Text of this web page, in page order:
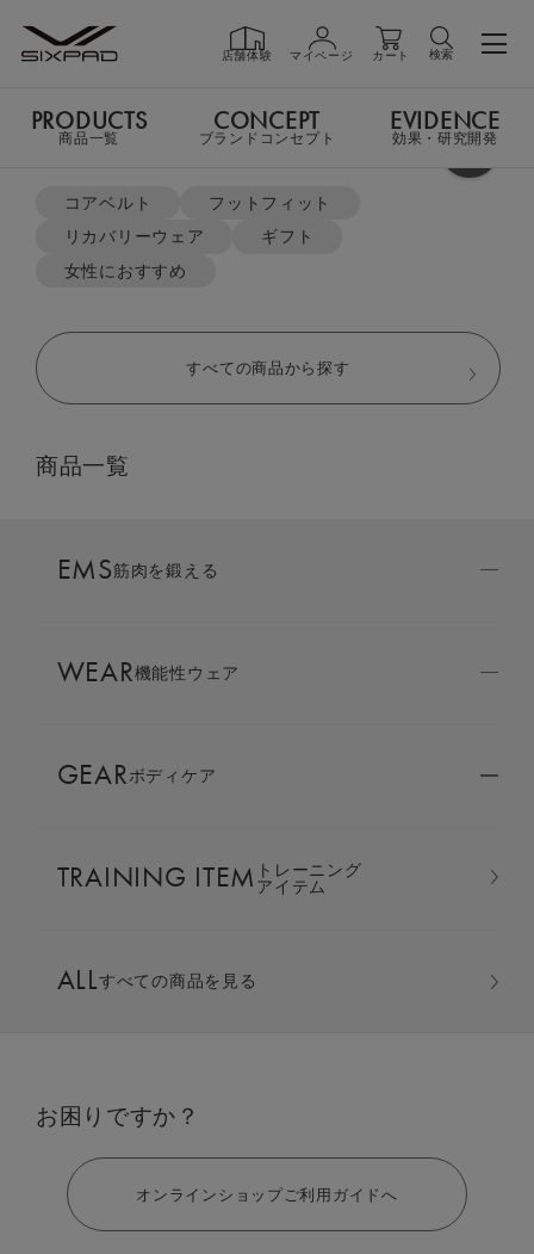
店舗体験 マイページ カート 検索
PRODUCTS商品一覧
GIFT ギフト
LIVE SHOPPING
AMBASSADOR
SIXPAD APP
COLUMN
LARGE ORDER ⼤⼝注⽂窓⼝
MULTI EMS
よく検索されているキーワード
コアベルト
フットフィット
リカバリーウェア
ギフト
女性におすすめ
すべての商品から探す
商品一覧
EMS筋肉を鍛える
WEAR機能性ウェア
GEARボディケア
TRAINING ITEM トレーニング
アイテム
ALLすべての商品を見る
お困りですか？
オンラインショップご利用ガイドへ
PRODUCTS
商品一覧
CONCEPT
ブランドコンセプト
EVIDENCE
効果・研究開発
オーバーサイズTシャツ＆テーパードパンツセット
オーバーサイズTシャツ ＆ テ